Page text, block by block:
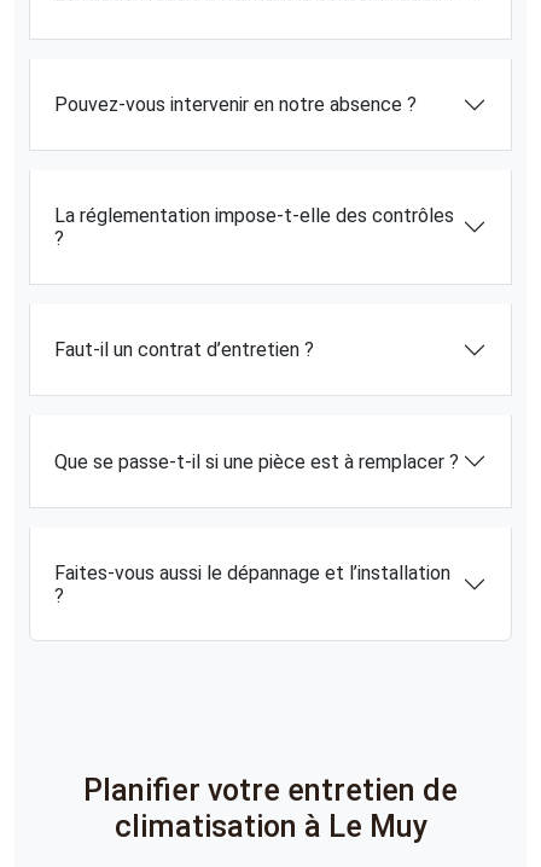
Pouvez-vous intervenir en notre absence ?
La réglementation impose-t-elle des contrôles
?
Faut-il un contrat d’entretien ?
Que se passe-t-il si une pièce est à remplacer ?
Faites-vous aussi le dépannage et l’installation
?
Planifier votre entretien de
climatisation à Le Muy